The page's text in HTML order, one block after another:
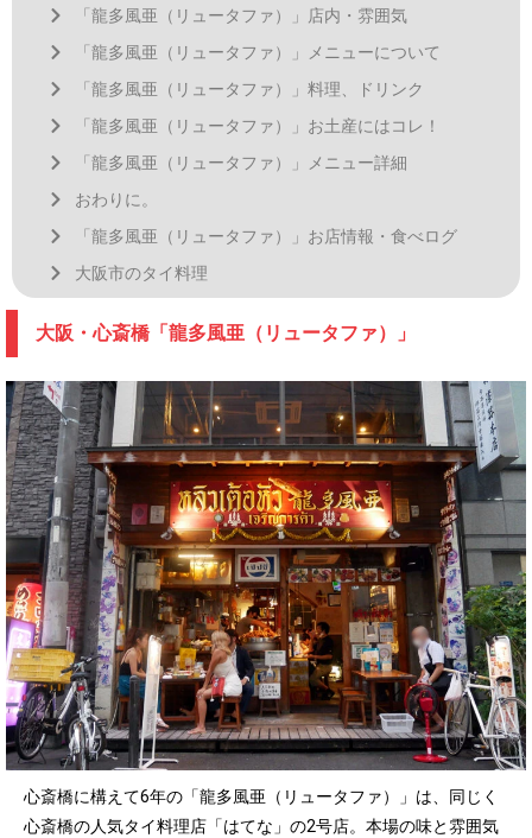
「龍多風亜（リュータファ）」店内・雰囲気
「龍多風亜（リュータファ）」メニューについて
「龍多風亜（リュータファ）」料理、ドリンク
「龍多風亜（リュータファ）」お土産にはコレ！
「龍多風亜（リュータファ）」メニュー詳細
おわりに。
「龍多風亜（リュータファ）」お店情報・食べログ
大阪市のタイ料理
大阪・心斎橋「龍多風亜（リュータファ）」
心斎橋に構えて6年の「龍多風亜（リュータファ）」は、同じく
心斎橋の人気タイ料理店「はてな」の2号店。本場の味と雰囲気